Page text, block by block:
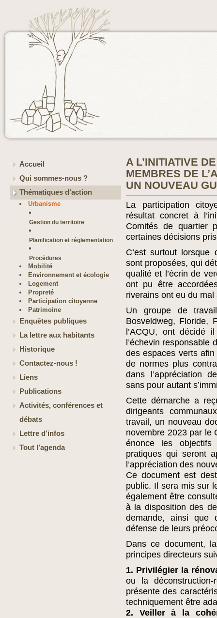
Accueil
Qui sommes-nous ?
Thématiques d’action
Urbanisme
Gestion du territoire
Planification et réglementation
Procédures
Mobilité
Environnement et écologie
Logement
Propreté
Participation citoyenne
Patrimoine
Enquêtes publiques
La lettre aux habitants
Historique
Contactez-nous !
Liens
Publications
Activités, conférences et
débats
Lettre d’infos
Tout l’agenda
A L’INITIATIVE
MEMBRES DE
UN NOUVEAU
La participation
résultat concret à
Comités de quartier
certaines décisions
C’est surtout lorsque
sont proposées, qui
qualité et l’écrin de
ont pu être
riverains ont eu du
Un groupe de
Bosveldweg, Floride,
l’ACQU, ont décidé
l’échevin responsable
des espaces verts afin
de normes plus
dans l’appréciation
sans pour autant
Cette démarche a
dirigeants
travail, un nouveau
novembre 2023 par le
énonce les
pratiques qui seront
l’appréciation des
Ce document est
public. Il sera mis sur
également être
à la disposition des
demande, ainsi que
défense de leurs
Dans ce document,
principes directeurs
1. Privilégier la
ou la
présente des
techniquement être
2. Veiller à la